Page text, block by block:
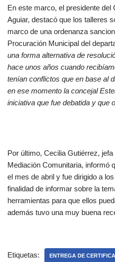
En este marco, el presidente del
Aguiar, destacó que los talleres
marco de una ordenanza
Procuración Municipal del
una forma alternativa de
hace unos años cuando
tenían conflictos que en base al
en ese momento la concejal
iniciativa que fue debatida y que
Por último, Cecilia Gutiérrez,
Mediación Comunitaria, informó
el mes de abril y fue dirigido a
finalidad de informar sobre la
herramientas para que ellos
además tuvo una muy buena
Etiquetas: ENTREGA DE